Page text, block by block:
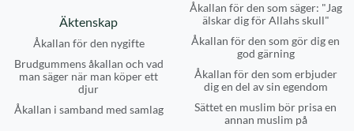
Åkallan för den som säger: "Jag
älskar dig för Allahs skull"
Åkallan för den som gör dig en
god gärning
Åkallan för den som erbjuder
dig en del av sin egendom
Sättet en muslim bör prisa en
annan muslim på
Äktenskap
Åkallan för den nygifte
Brudgummens åkallan och vad
man säger när man köper ett
djur
Åkallan i samband med samlag